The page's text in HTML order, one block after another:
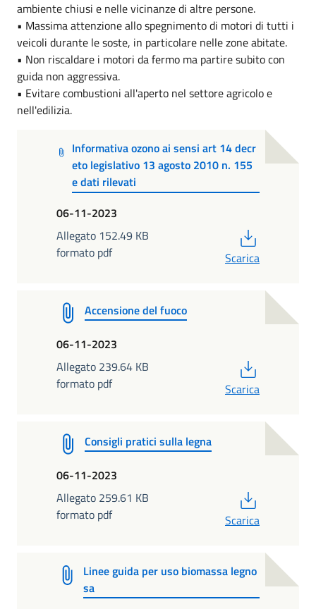
ambiente chiusi e nelle vicinanze di altre persone.
• Massima attenzione allo spegnimento di motori di tutti i
veicoli durante le soste, in particolare nelle zone abitate.
• Non riscaldare i motori da fermo ma partire subito con
guida non aggressiva.
• Evitare combustioni all'aperto nel settore agricolo e
nell'edilizia.
Informativa ozono ai sensi art 14 decr
eto legislativo 13 agosto 2010 n. 155
e dati rilevati
06-11-2023
Allegato 152.49 KB
formato pdf
Scarica
Accensione del fuoco
06-11-2023
Allegato 239.64 KB
formato pdf
Scarica
Consigli pratici sulla legna
06-11-2023
Allegato 259.61 KB
formato pdf
Scarica
Linee guida per uso biomassa legno
sa